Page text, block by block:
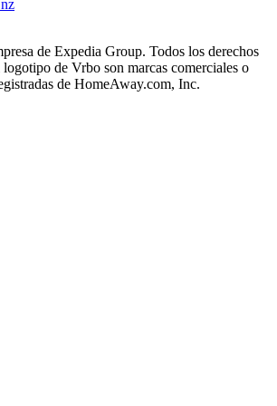
de Expedia Group. Todos los derechos
de Vrbo son marcas comerciales o
de HomeAway.com, Inc.